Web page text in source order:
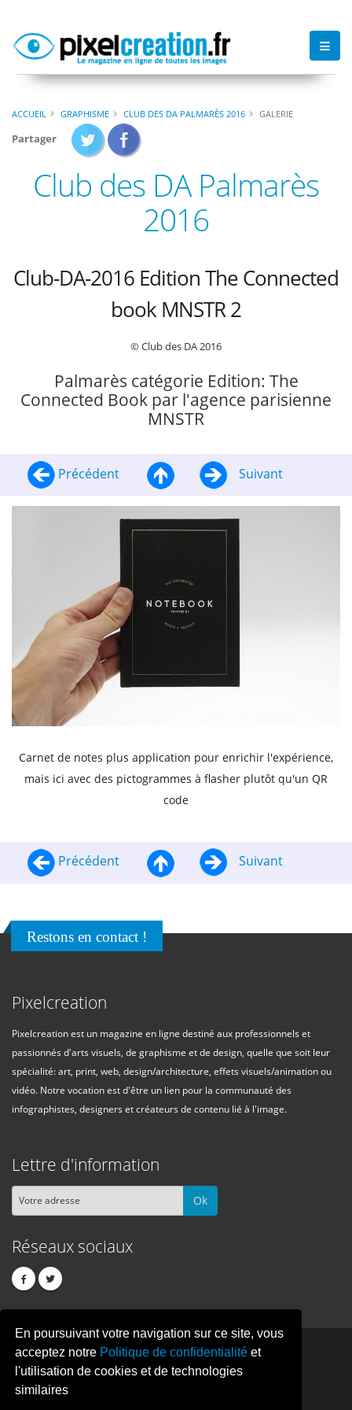
En poursuivant votre navigation sur ce site, vous
acceptez notre Politique de confidentialité et
l'utilisation de cookies et de technologies
similaires
ACCUEIL GRAPHISME CLUB DES DA PALMARÈS 2016 GALERIE
Partager
Club des DA Palmarès
2016
Club-DA-2016 Edition The Connected
book MNSTR 2
© Club des DA 2016
Palmarès catégorie Edition: The
Connected Book par l'agence parisienne
MNSTR
Précédent Suivant
Carnet de notes plus application pour enrichir l'expérience,
mais ici avec des pictogrammes à flasher plutôt qu'un QR
code
Précédent Suivant
Restons en contact !
Pixelcreation
Pixelcreation est un magazine en ligne destiné aux professionnels et
passionnés d'arts visuels, de graphisme et de design, quelle que soit leur
spécialité: art, print, web, design/architecture, effets visuels/animation ou
vidéo. Notre vocation est d'être un lien pour la communauté des
infographistes, designers et créateurs de contenu lié à l'image.
Lettre d'information
Ok
Réseaux sociaux
PIXELCREATION